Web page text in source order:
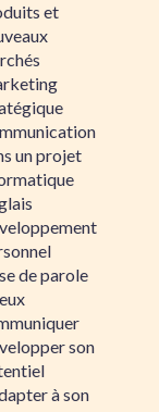
et
un projet
de parole
son
à son